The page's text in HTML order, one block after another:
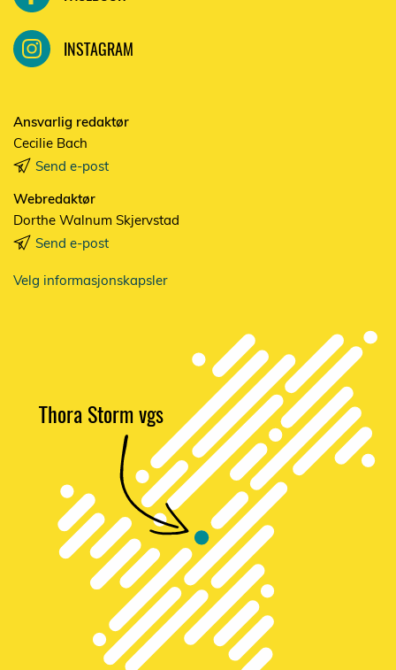
INSTAGRAM
Ansvarlig redaktør
Cecilie Bach
Send e-post
Webredaktør
Dorthe Walnum Skjervstad
Send e-post
Velg informasjonskapsler
Thora Storm vgs